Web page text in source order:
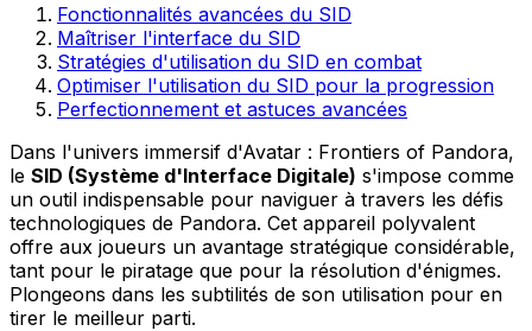
Fonctionnalités avancées du SID
Maîtriser l'interface du SID
Stratégies d'utilisation du SID en combat
Optimiser l'utilisation du SID pour la progression
Perfectionnement et astuces avancées
Dans l'univers immersif d'Avatar : Frontiers of Pandora,
le SID (Système d'Interface Digitale) s'impose comme
un outil indispensable pour naviguer à travers les défis
technologiques de Pandora. Cet appareil polyvalent
offre aux joueurs un avantage stratégique considérable,
tant pour le piratage que pour la résolution d'énigmes.
Plongeons dans les subtilités de son utilisation pour en
tirer le meilleur parti.